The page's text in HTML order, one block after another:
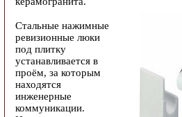
Стальные нажимные
ревизионные люки
под плитку
устанавливается в
проём, за которым
находятся
инженерные
коммуникации.